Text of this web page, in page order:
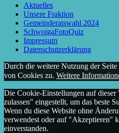
oben
scrollen
Aktuelles
Unsere Fraktion
Gemeinderatswahl 2024
SchwoigaFotoQuiz
Impressum
Datenschutzerklärung
Durch die weitere Nutzung der
von Cookies zu. Weitere
Die Cookie-Einstellungen auf
zulassen" eingestellt, um das beste
Wenn du diese Website ohne
verwendest oder auf "Akzeptieren"
einverstanden.